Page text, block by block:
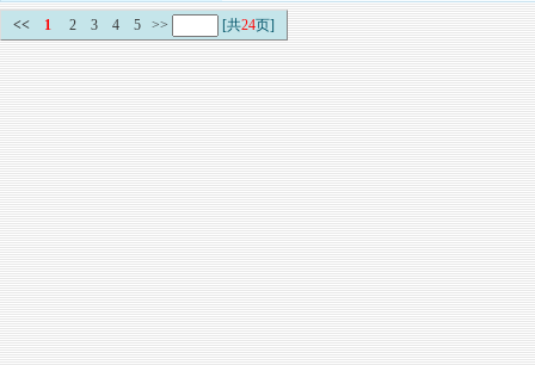
<< 1 2 3 4 5 >> [共24页]